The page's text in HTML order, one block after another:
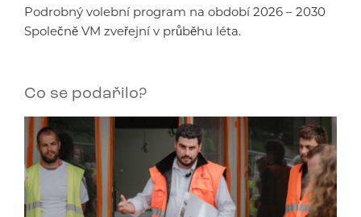
Podrobný volební program na období 2026 – 2030
Společně VM zveřejní v průběhu léta.
Co se podařilo?